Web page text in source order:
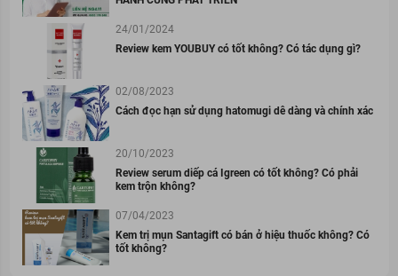
24/01/2024
Review kem YOUBUY có tốt không? Có tác dụng gì?
02/08/2023
Cách đọc hạn sử dụng hatomugi dễ dàng và chính xác
20/10/2023
Review serum diếp cá Igreen có tốt không? Có phải
kem trộn không?
07/04/2023
Kem trị mụn Santagift có bán ở hiệu thuốc không? Có
tốt không?